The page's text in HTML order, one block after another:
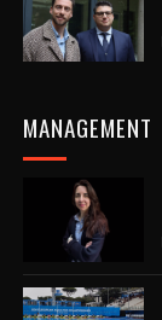
MANAGEMENT